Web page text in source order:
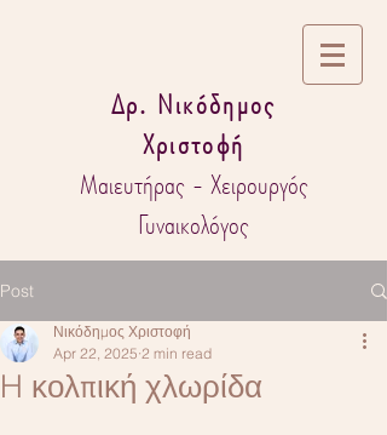
Δρ. Νικόδημος
Χριστοφή
Μαιευτήρας - Χειρουργός
Γυναικολόγος
Post
H κολπική χλωρίδα
Νικόδημος Χριστοφή
Apr 22, 2025 2 min read